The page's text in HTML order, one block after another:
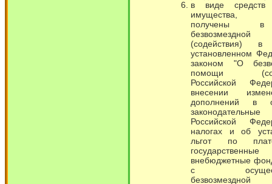
в виде
имущества,
получены
(содействия) в
установленном
законом "О
помощи
Российской
внесении
дополнений в
Российской
налогах и об
льгот по
государственные
внебюджетные
с